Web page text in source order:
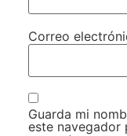
Correo
Guarda mi
este navegador